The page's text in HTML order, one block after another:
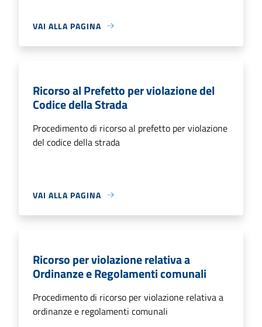
VAI ALLA PAGINA
Ricorso al Prefetto per violazione del
Codice della Strada
Procedimento di ricorso al prefetto per violazione
del codice della strada
VAI ALLA PAGINA
Ricorso per violazione relativa a
Ordinanze e Regolamenti comunali
Procedimento di ricorso per violazione relativa a
ordinanze e regolamenti comunali